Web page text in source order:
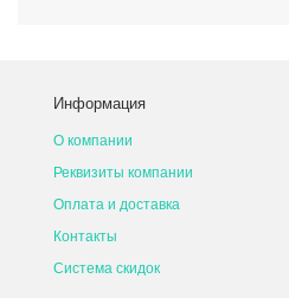
Информация
О компании
Реквизиты компании
Оплата и доставка
Контакты
Система скидок